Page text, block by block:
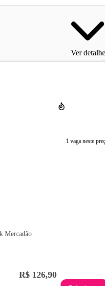
Ver
1 vaga neste
Mercadão
R$ 126,90